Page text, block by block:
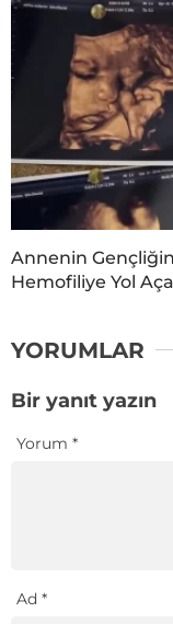
Annenin
Hemofiliye Yol
YORUMLAR
Bir yanıt yazın
Yorum *
Ad *